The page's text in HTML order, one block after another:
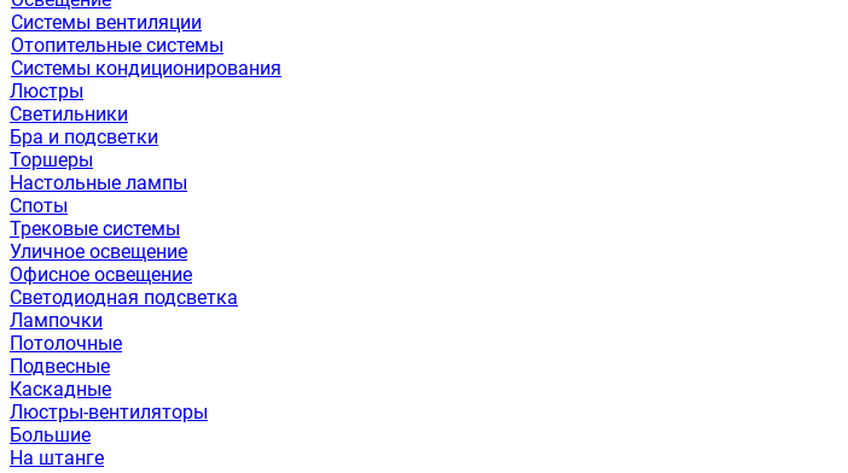
Системы вентиляции
Отопительные системы
Системы кондиционирования
Люстры
Светильники
Бра и подсветки
Торшеры
Настольные лампы
Споты
Трековые системы
Уличное освещение
Офисное освещение
Светодиодная подсветка
Лампочки
Потолочные
Подвесные
Каскадные
Люстры-вентиляторы
Большие
На штанге